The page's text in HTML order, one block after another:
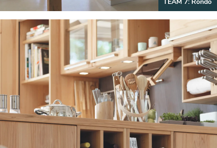
TEAM 7: Rondo